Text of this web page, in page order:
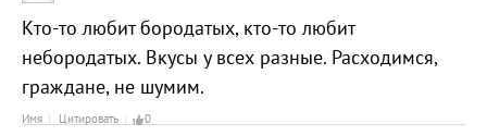
Кто-то любит бородатых, кто-то любит
небородатых. Вкусы у всех разные. Расходимся,
граждане, не шумим.
Имя Цитировать 0